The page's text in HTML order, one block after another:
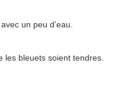
un peu d’eau.
les bleuets soient tendres.